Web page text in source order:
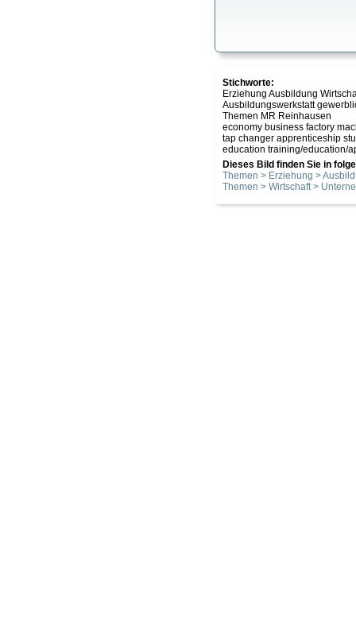
Stichworte:
Erziehung Ausbildung
Ausbildungswerkstatt
Themen MR Reinhausen
economy business factory
tap changer apprenticeship
education training/education/
Dieses Bild finden Sie in
Themen > Erziehung >
Themen > Wirtschaft >